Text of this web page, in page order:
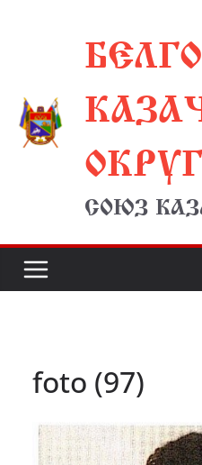
содержимому
ОКРУГ
СОЮЗ
foto (97)